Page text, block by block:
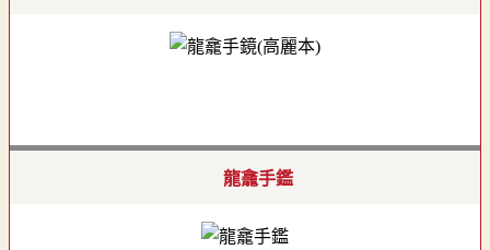
龍龕手鑑